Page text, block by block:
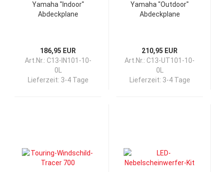
Yamaha "Indoor"
Abdeckplane
186,95 EUR
Art.Nr.: C13-IN101-10-
0L
Lieferzeit: 3-4 Tage
Yamaha "Outdoor"
Abdeckplane
210,95 EUR
Art.Nr.: C13-UT101-10-
0L
Lieferzeit: 3-4 Tage